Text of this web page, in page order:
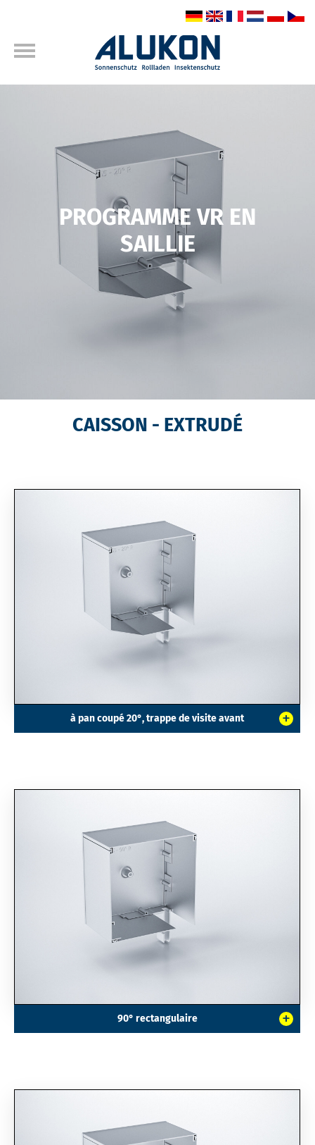
PROGRAMME VR EN
SAILLIE
CAISSON - EXTRUDÉ
+
à pan coupé 20°, trappe de visite avant
+
90° rectangulaire